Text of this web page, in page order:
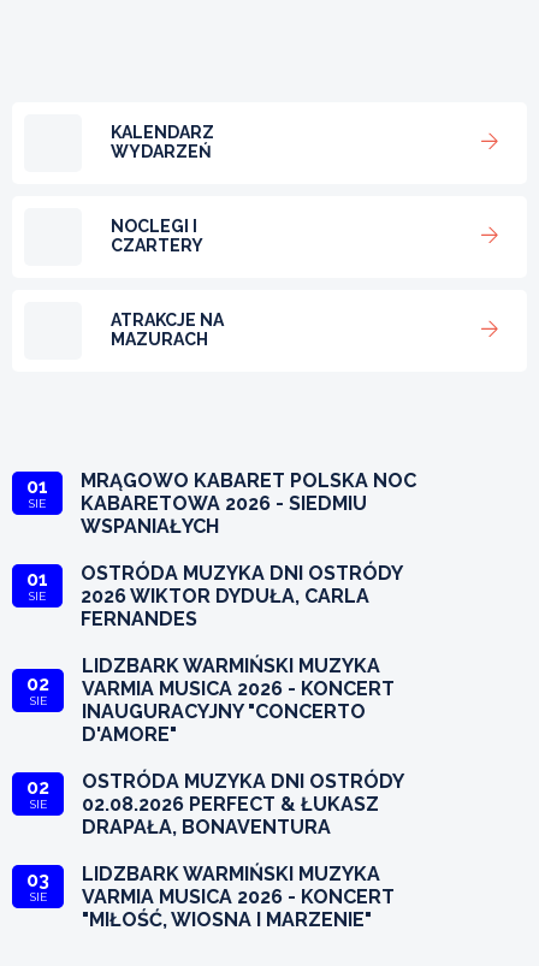
KALENDARZ
WYDARZEŃ
NOCLEGI I
CZARTERY
ATRAKCJE NA
MAZURACH
01
SIE
MRĄGOWO KABARET POLSKA NOC
KABARETOWA 2026 - SIEDMIU
WSPANIAŁYCH
01
SIE
OSTRÓDA MUZYKA DNI OSTRÓDY
2026 WIKTOR DYDUŁA, CARLA
FERNANDES
02
SIE
LIDZBARK WARMIŃSKI MUZYKA
VARMIA MUSICA 2026 - KONCERT
INAUGURACYJNY "CONCERTO
D'AMORE"
02
SIE
OSTRÓDA MUZYKA DNI OSTRÓDY
02.08.2026 PERFECT & ŁUKASZ
DRAPAŁA, BONAVENTURA
03
SIE
LIDZBARK WARMIŃSKI MUZYKA
VARMIA MUSICA 2026 - KONCERT
"MIŁOŚĆ, WIOSNA I MARZENIE"